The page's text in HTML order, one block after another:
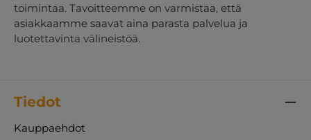
toimintaa. Tavoitteemme on varmistaa, että
asiakkaamme saavat aina parasta palvelua ja
luotettavinta välineistöä.
Tiedot
Kauppaehdot